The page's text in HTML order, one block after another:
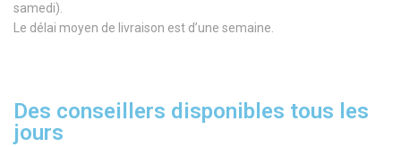
samedi).
Le délai moyen de livraison est d’une semaine.
Des conseillers disponibles tous les
jours